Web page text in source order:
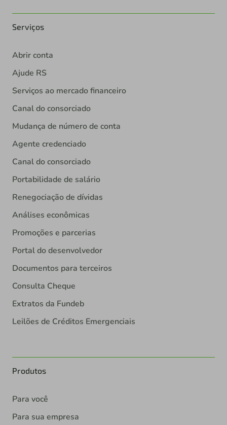
Serviços
Abrir conta
Ajude RS
Serviços ao mercado financeiro
Canal do consorciado
Mudança de número de conta
Agente credenciado
Canal do consorciado
Portabilidade de salário
Renegociação de dívidas
Análises econômicas
Promoções e parcerias
Portal do desenvolvedor
Documentos para terceiros
Consulta Cheque
Extratos da Fundeb
Leilões de Créditos Emergenciais
Produtos
Para você
Para sua empresa